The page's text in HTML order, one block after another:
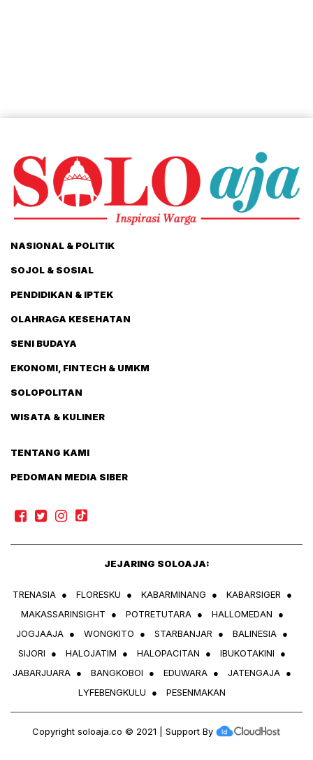
NASIONAL & POLITIK
SOJOL & SOSIAL
PENDIDIKAN & IPTEK
OLAHRAGA KESEHATAN
SENI BUDAYA
EKONOMI, FINTECH & UMKM
SOLOPOLITAN
WISATA & KULINER
TENTANG KAMI
PEDOMAN MEDIA SIBER
JEJARING SOLOAJA:
TRENASIA ● FLORESKU ● KABARMINANG ● KABARSIGER
●
MAKASSARINSIGHT
● POTRETUTARA ● HALLOMEDAN
●
JOGJAAJA ● WONGKITO ● STARBANJAR ● BALINESIA ●
SIJORI
● HALOJATIM ● HALOPACITAN ● IBUKOTAKINI
●
JABARJUARA ● BANGKOBOI ● EDUWARA ● JATENGAJA ●
LYFEBENGKULU
● PESENMAKAN
Copyright soloaja.co © 2021 | Support By